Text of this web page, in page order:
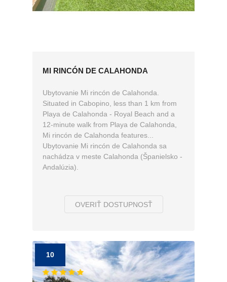
MI RINCÓN DE CALAHONDA
Ubytovanie Mi rincón de Calahonda.
Situated in Cabopino, less than 1 km from
Playa de Calahonda - Royal Beach and a
12-minute walk from Playa de Calahonda,
Mi rincón de Calahonda features...
Ubytovanie Mi rincón de Calahonda sa
nachádza v meste Calahonda (Španielsko -
Andalúzia).
OVERIŤ DOSTUPNOSŤ
10